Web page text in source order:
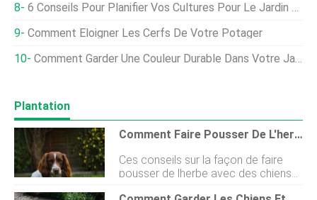
6 Conseils Pour Planifier Vos Cultures Pour Le Jardin Et La Propriété
Comment Éloigner Les Cerfs De Votre Potager
Comment Garder Une Couleur Durable Dans Votre Jardin
Plantation
Comment Faire Pousser De L'herbe Avec Des Chiens :5 Conseils Pour Protéger Votre Pelouse Des Animaux Domestiques
Ces conseils sur la façon de faire
pousser de lherbe avec des chiens
sont pour vous si votre ami à